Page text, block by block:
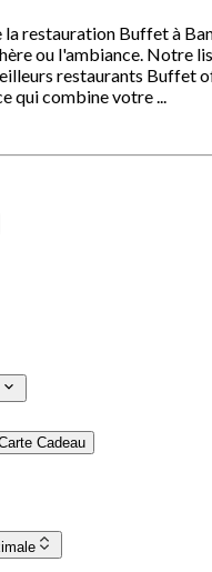
la restauration Buffet à
ou l'ambiance. Notre
restaurants Buffet
qui combine votre ...
Cadeau